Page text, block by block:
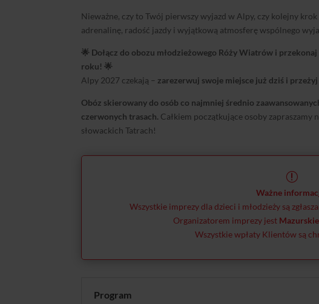
Nieważne, czy to Twój pierwszy wyjazd w Alpy, czy kolejny
adrenalinę, radość jazdy i wyjątkową atmosferę wspólnego
🌟 Dołącz do obozu młodzieżowego Róży Wiatrów i
roku! 🌟
Alpy 2027 czekają – zarezerwuj swoje miejsce już dziś i
Obóz skierowany do osób co najmniej średnio
czerwonych trasach. Całkiem początkujące osoby zapraszamy
słowackich Tatrach!
r
Ważne
Wszystkie imprezy dla dzieci i młodzieży są
Organizatorem imprezy jest
Wszystkie wpłaty Klientów są
Program